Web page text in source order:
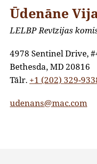
Ūdenāne
LELBP Revīzijas
4978 Sentinel Drive,
Bethesda, MD 20816
Tālr. +1 (202) 329-
udenans@mac.com